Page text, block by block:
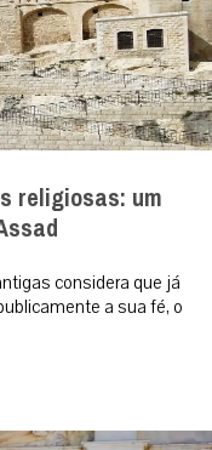
religiosas: um
considera que já
a sua fé, o